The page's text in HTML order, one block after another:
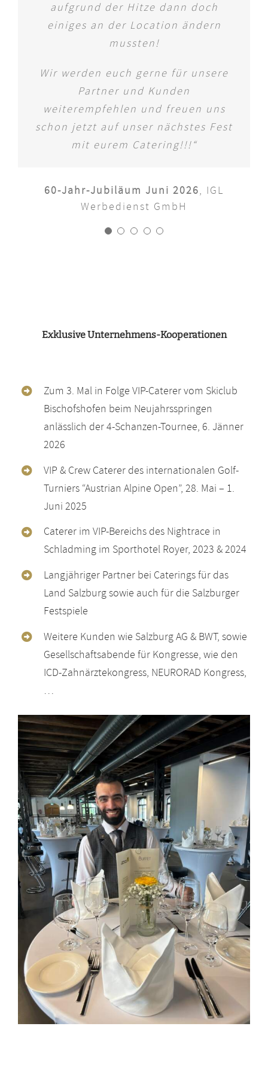
aufgrund der Hitze dann doch
einiges an der Location ändern
mussten!
Wir werden euch gerne für unsere
Partner und Kunden
weiterempfehlen und freuen uns
schon jetzt auf unser nächstes Fest
mit eurem Catering!!!“
60-Jahr-Jubiläum Juni 2026, IGL
Werbedienst GmbH
Koordinatorin und Senior Assistentin
Schelhammer Capital Bank AG
Kongresses Vienna GmbH, 2025
begeistert und haben das Catering
in höchsten Tönen gelobt.“
Festspielhaus – Salzburg Kulisse Peek &
Cloppenburg, 2025
Hochzeit in Schloss Hellbrunn, 2024
Exklusive Unternehmens-Kooperationen
Zum 3. Mal in Folge VIP-Caterer vom Skiclub
Bischofshofen beim Neujahrsspringen
anlässlich der 4-Schanzen-Tournee, 6. Jänner
2026
VIP & Crew Caterer des internationalen Golf-
Turniers “Austrian Alpine Open”, 28. Mai – 1.
Juni 2025
Caterer im VIP-Bereichs des Nightrace in
Schladming im Sporthotel Royer, 2023 & 2024
Langjähriger Partner bei Caterings für das
Land Salzburg sowie auch für die Salzburger
Festspiele
Weitere Kunden wie Salzburg AG & BWT, sowie
Gesellschaftsabende für Kongresse, wie den
ICD-Zahnärztekongress, NEURORAD Kongress,